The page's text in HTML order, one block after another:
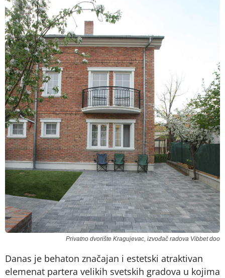
Privatno dvorište Kragujevac, izvođač radova Vibbet doo
Danas je behaton značajan i estetski atraktivan
elemenat partera velikih svetskih gradova u kojima